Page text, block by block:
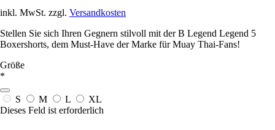
inkl. MwSt. zzgl. Versandkosten
Stellen Sie sich Ihren Gegnern stilvoll mit der B Legend Legend 5
Boxershorts, dem Must-Have der Marke für Muay Thai-Fans!
Größe
*
S M L
XL
Dieses Feld ist erforderlich